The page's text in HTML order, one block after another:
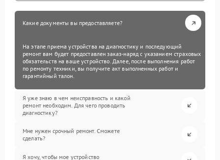
Какие документы вы предоставляете?
На этапе приема устройства на диагностику и последующий
ремонт вам будет предоставлен заказ-наряд с указанием страховых
обязательств на ваше устройство. Далее, после выполнения работ
по ремонту техники, вы получите акт выполненных работ и
гарантийный талон.
Я уже знаю в чем неисправность и какой
ремонт необходим. Для чего проводить
диагностику?
Мне нужен срочный ремонт. Сможете
сделать?
Я хочу, чтобы мое устройство